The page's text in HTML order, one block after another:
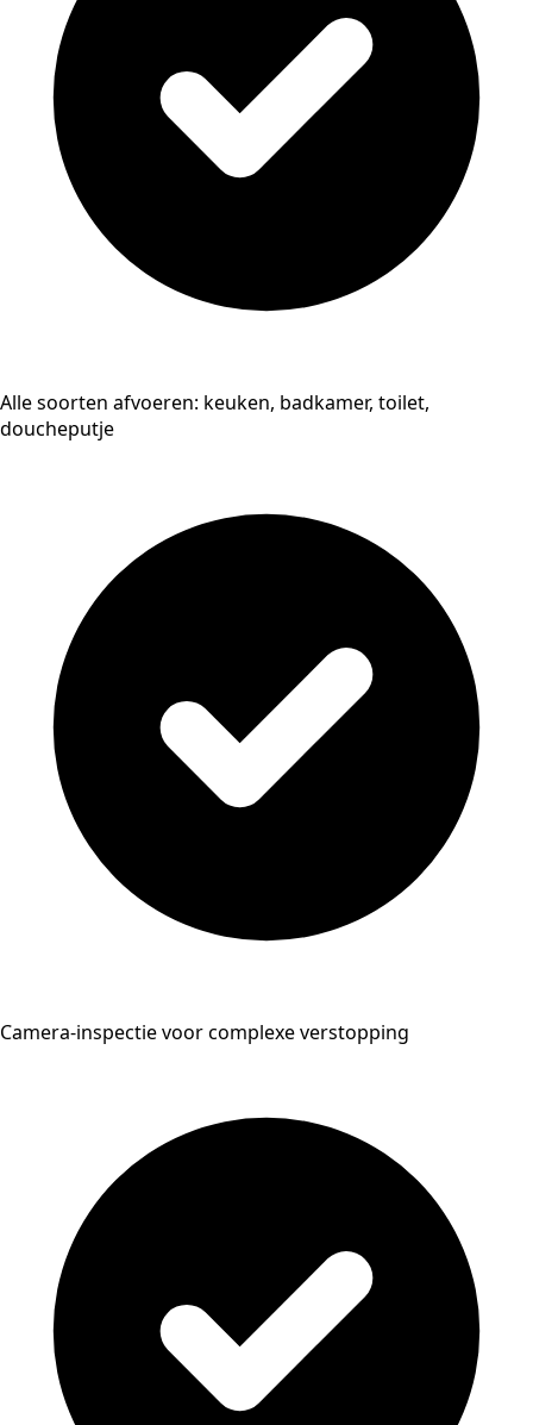
Alle soorten afvoeren: keuken, badkamer, toilet,
doucheputje
Camera-inspectie voor complexe verstopping